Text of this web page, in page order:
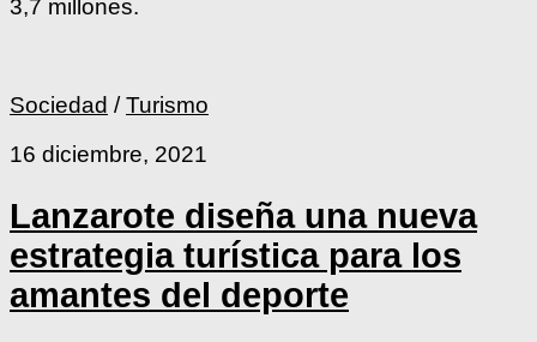
3,7 millones.
Sociedad /Turismo
16 diciembre, 2021
Lanzarote diseña una nueva
estrategia turística para los
amantes del deporte